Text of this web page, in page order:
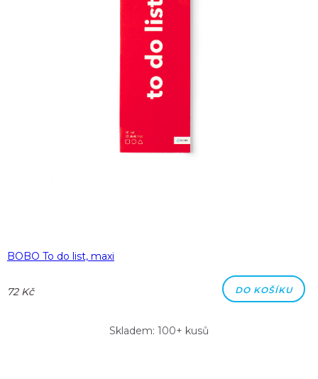
BOBO To do list, maxi
72 Kč DO KOŠÍKU
Skladem: 100+ kusů